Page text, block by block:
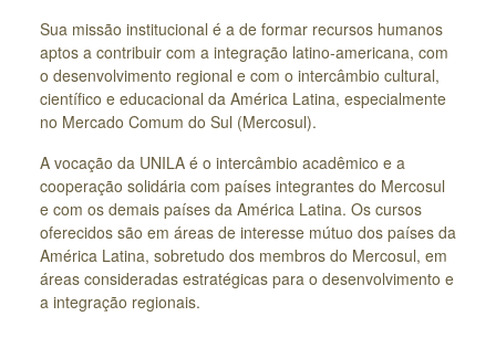
Sua missão institucional é a de formar recursos humanos
aptos a contribuir com a integração latino-americana, com
o desenvolvimento regional e com o intercâmbio cultural,
científico e educacional da América Latina, especialmente
no Mercado Comum do Sul (Mercosul).
A vocação da UNILA é o intercâmbio acadêmico e a
cooperação solidária com países integrantes do Mercosul
e com os demais países da América Latina. Os cursos
oferecidos são em áreas de interesse mútuo dos países da
América Latina, sobretudo dos membros do Mercosul, em
áreas consideradas estratégicas para o desenvolvimento e
a integração regionais.